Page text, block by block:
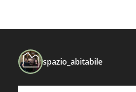
spazio_abitabile